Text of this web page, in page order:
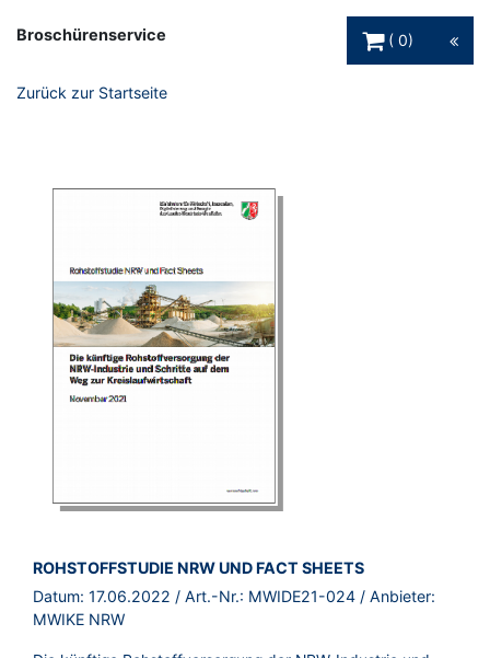
Broschürenservice
0
Zurück zur Startseite
BROSCHÜRE:
ROHSTOFFSTUDIE NRW UND FACT SHEETS
Datum: 17.06.2022 / Art.-Nr.: MWIDE21-024 / Anbieter:
MWIKE NRW